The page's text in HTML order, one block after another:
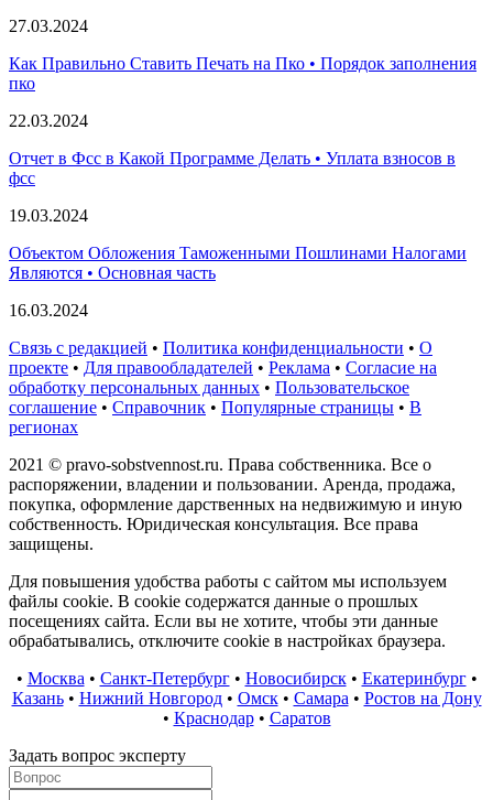
27.03.2024
Как Правильно Ставить Печать на Пко • Порядок заполнения
пко
22.03.2024
Отчет в Фсс в Какой Программе Делать • Уплата взносов в
фсс
19.03.2024
Объектом Обложения Таможенными Пошлинами Налогами
Являются • Основная часть
16.03.2024
Связь с редакцией • Политика конфиденциальности • О
проекте • Для правообладателей • Реклама • Согласие на
обработку персональных данных • Пользовательское
соглашение • Справочник • Популярные страницы • В
регионах
2021 © pravo-sobstvennost.ru. Права собственника. Все о
распоряжении, владении и пользовании. Аренда, продажа,
покупка, оформление дарственных на недвижимую и иную
собственность. Юридическая консультация. Все права
защищены.
Для повышения удобства работы с сайтом мы используем
файлы cookie. В cookie содержатся данные о прошлых
посещениях сайта. Если вы не хотите, чтобы эти данные
обрабатывались, отключите cookie в настройках браузера.
• Москва • Санкт-Петербург• Новосибирск• Екатеринбург•
Казань• Нижний Новгород• Омск• Самара • Ростов на Дону
• Краснодар• Саратов
Задать вопрос эксперту